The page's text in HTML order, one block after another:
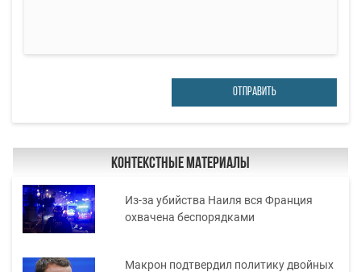
ОТПРАВИТЬ
Контекстные материалы
Из-за убийства Наиля вся Франция
охвачена беспорядками
Макрон подтвердил политику двойных